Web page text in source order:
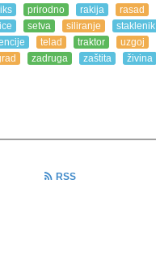
prirodno rakija rasad
setva siliranje staklenik
telad traktor uzgoj
zadruga zaštita živina
RSS